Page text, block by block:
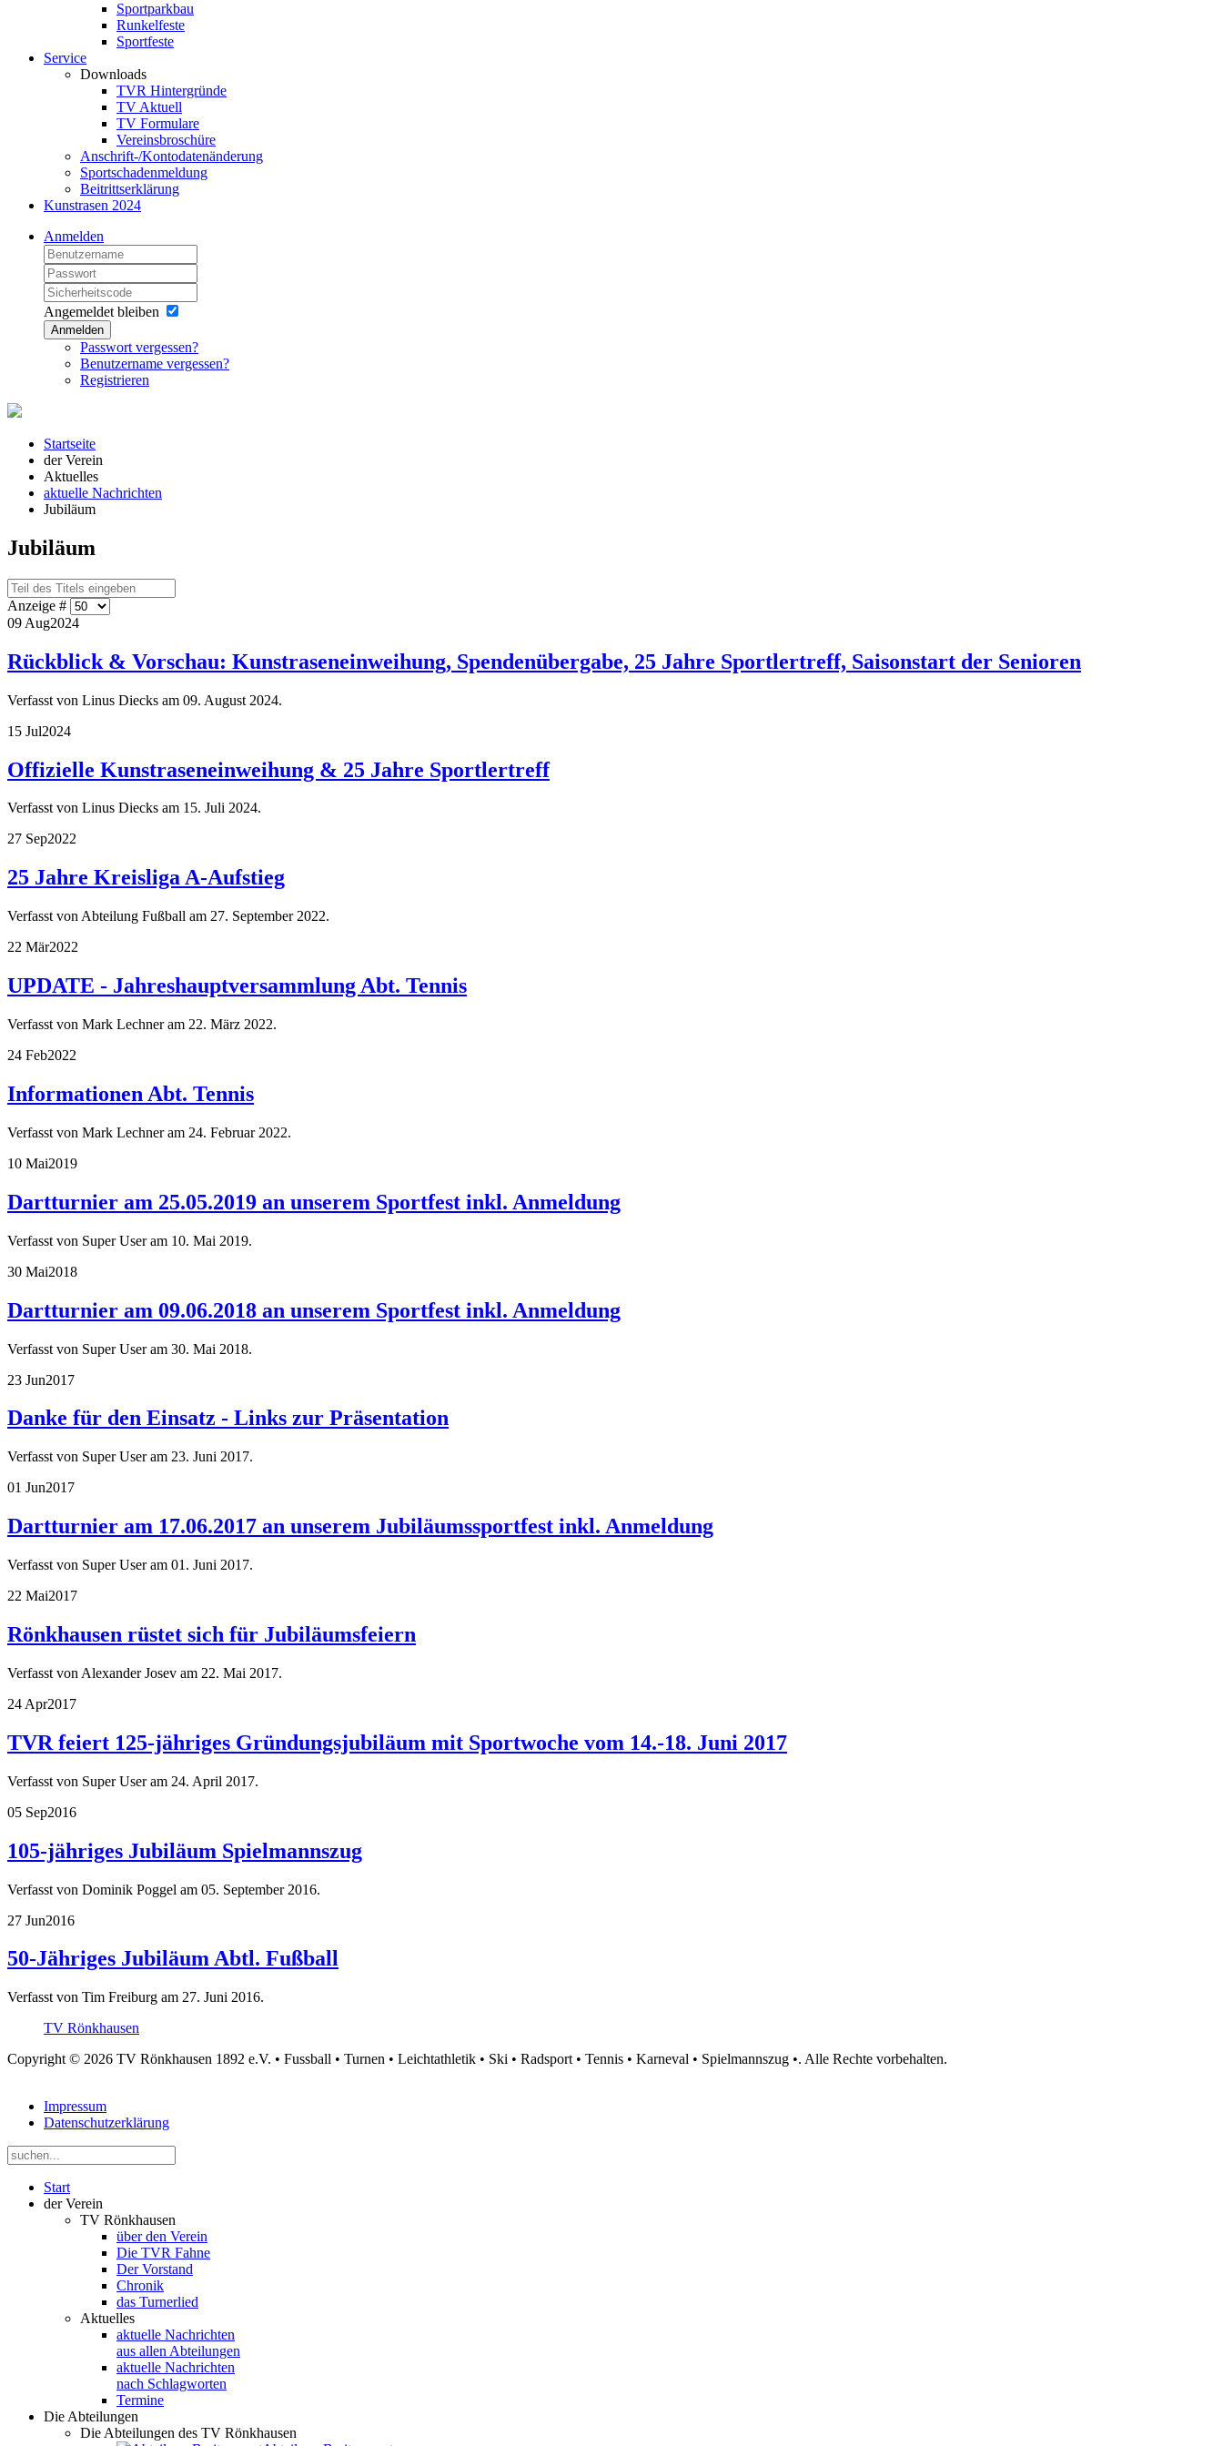
Sportparkbau
Runkelfeste
Sportfeste
Service
Downloads
TVR Hintergründe
TV Aktuell
TV Formulare
Vereinsbroschüre
Anschrift-/Kontodatenänderung
Sportschadenmeldung
Beitrittserklärung
Kunstrasen 2024
Anmelden
Angemeldet bleiben
Anmelden
Passwort vergessen?
Benutzername vergessen?
Registrieren
Startseite
der Verein
Aktuelles
aktuelle Nachrichten
Jubiläum
Jubiläum
Anzeige #
09 Aug2024
Rückblick & Vorschau: Kunstraseneinweihung, Spendenübergabe, 25 Jahre Sportlertreff, Saisonstart der Senioren
Verfasst von Linus Diecks am 09. August 2024.
15 Jul2024
Offizielle Kunstraseneinweihung & 25 Jahre Sportlertreff
Verfasst von Linus Diecks am 15. Juli 2024.
27 Sep2022
25 Jahre Kreisliga A-Aufstieg
Verfasst von Abteilung Fußball am 27. September 2022.
22 Mär2022
UPDATE - Jahreshauptversammlung Abt. Tennis
Verfasst von Mark Lechner am 22. März 2022.
24 Feb2022
Informationen Abt. Tennis
Verfasst von Mark Lechner am 24. Februar 2022.
10 Mai2019
Dartturnier am 25.05.2019 an unserem Sportfest inkl. Anmeldung
Verfasst von Super User am 10. Mai 2019.
30 Mai2018
Dartturnier am 09.06.2018 an unserem Sportfest inkl. Anmeldung
Verfasst von Super User am 30. Mai 2018.
23 Jun2017
Danke für den Einsatz - Links zur Präsentation
Verfasst von Super User am 23. Juni 2017.
01 Jun2017
Dartturnier am 17.06.2017 an unserem Jubiläumssportfest inkl. Anmeldung
Verfasst von Super User am 01. Juni 2017.
22 Mai2017
Rönkhausen rüstet sich für Jubiläumsfeiern
Verfasst von Alexander Josev am 22. Mai 2017.
24 Apr2017
TVR feiert 125-jähriges Gründungsjubiläum mit Sportwoche vom 14.-18. Juni 2017
Verfasst von Super User am 24. April 2017.
05 Sep2016
105-jähriges Jubiläum Spielmannszug
Verfasst von Dominik Poggel am 05. September 2016.
27 Jun2016
50-Jähriges Jubiläum Abtl. Fußball
Verfasst von Tim Freiburg am 27. Juni 2016.
TV Rönkhausen
Copyright © 2026 TV Rönkhausen 1892 e.V. • Fussball • Turnen • Leichtathletik • Ski • Radsport • Tennis • Karneval • Spielmannszug •. Alle Rechte vorbehalten.
Impressum
Datenschutzerklärung
Start
der Verein
TV Rönkhausen
über den Verein
Die TVR Fahne
Der Vorstand
Chronik
das Turnerlied
Aktuelles
aktuelle Nachrichten
aus allen Abteilungen
aktuelle Nachrichten
nach Schlagworten
Termine
Die Abteilungen
Die Abteilungen des TV Rönkhausen